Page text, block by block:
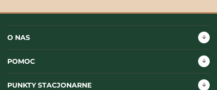
O NAS
POMOC
PUNKTY STACJONARNE